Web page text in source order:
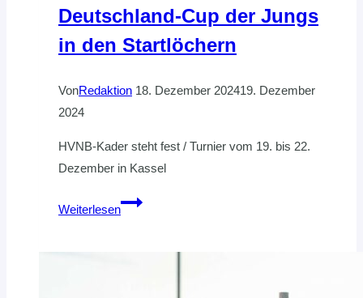
Deutschland-Cup der Jungs
in den Startlöchern
VonRedaktion 18. Dezember 202419. Dezember
2024
HVNB-Kader steht fest / Turnier vom 19. bis 22.
Dezember in Kassel
Weiterlesen
Deutschland-